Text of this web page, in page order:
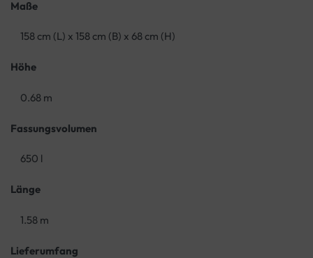
Maße
158 cm (L) x 158 cm (B) x 68 cm (H)
Höhe
0.68 m
Fassungsvolumen
650 l
Länge
1.58 m
Lieferumfang